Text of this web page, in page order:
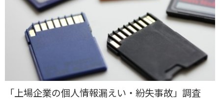
「上場企業の個人情報漏えい・紛失事故」調査